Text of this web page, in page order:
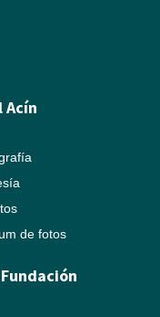
Acín
de fotos